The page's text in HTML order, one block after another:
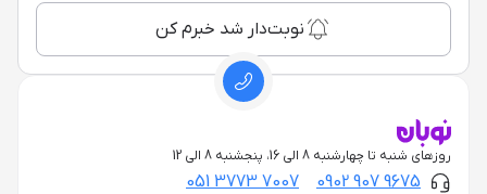
نوبت‌دار شد خبرم کن
روزهای شنبه تا چهارشنبه 8 الی 16، پنجشنبه 8 الی 12
0902 907 9675
051 3773 7007